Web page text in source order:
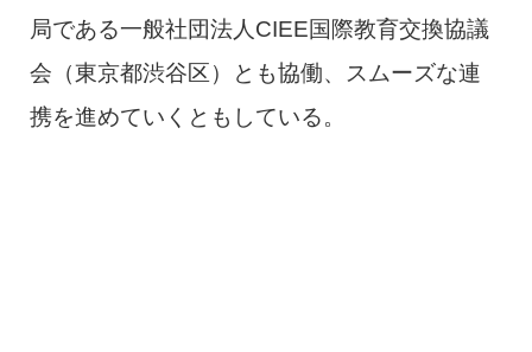
局である一般社団法人CIEE国際教育交換協議
会（東京都渋谷区）とも協働、スムーズな連
携を進めていくともしている。